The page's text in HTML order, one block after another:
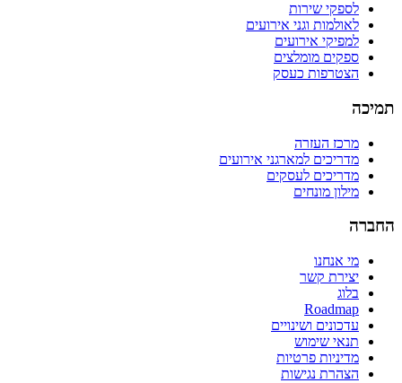
לספקי שירות
לאולמות וגני אירועים
למפיקי אירועים
ספקים מומלצים
הצטרפות כעסק
תמיכה
מרכז העזרה
מדריכים למארגני אירועים
מדריכים לעסקים
מילון מונחים
החברה
מי אנחנו
יצירת קשר
בלוג
Roadmap
עדכונים ושינויים
תנאי שימוש
מדיניות פרטיות
הצהרת נגישות